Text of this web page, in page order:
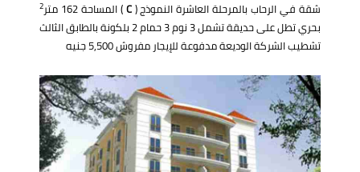
شقة في الرحاب بالمرحلة العاشرة النموذج (C) المساحة 162 متر 2
بحري تطل على حديقة تشمل 3 نوم 3 حمام 2 بلكونة بالطابق الثالث
تشطيب الشركة الوديعة مدفوعة للإيجار مفروش 5,500 جنيه